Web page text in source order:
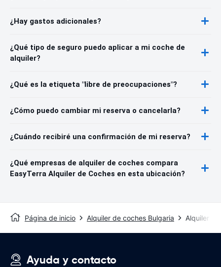
¿Hay gastos adicionales?
¿Qué tipo de seguro puedo aplicar a mi coche de
alquiler?
¿Qué es la etiqueta "libre de preocupaciones"?
¿Cómo puedo cambiar mi reserva o cancelarla?
¿Cuándo recibiré una confirmación de mi reserva?
¿Qué empresas de alquiler de coches compara
EasyTerra Alquiler de Coches en esta ubicación?
Página de inicio Alquiler de coches Bulgaria Alquiler
Ayuda y contacto